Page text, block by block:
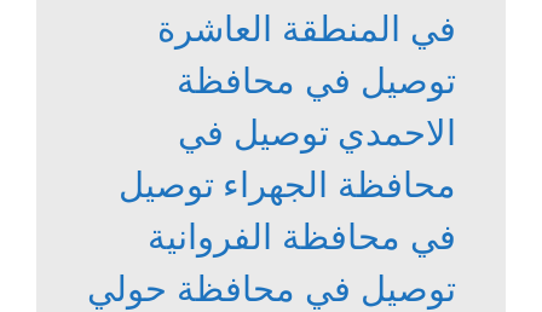
في المنطقة العاشرة
توصيل في محافظة
الاحمدي توصيل في
محافظة الجهراء توصيل
في محافظة الفروانية
توصيل في محافظة حولي